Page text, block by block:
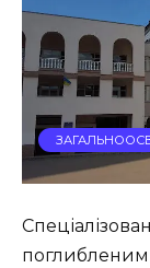
поглибленим